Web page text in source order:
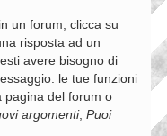
un forum, clicca su
risposta ad un
avere bisogno di
le tue funzioni
pagina del forum o
argomenti, Puoi